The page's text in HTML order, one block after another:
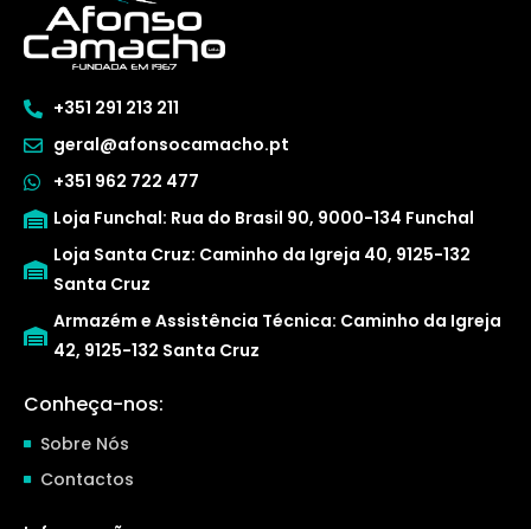
+351 291 213 211
geral@afonsocamacho.pt
+351 962 722 477
Loja Funchal: Rua do Brasil 90, 9000-134 Funchal
Loja Santa Cruz: Caminho da Igreja 40, 9125-132
Santa Cruz
Armazém e Assistência Técnica: Caminho da Igreja
42, 9125-132 Santa Cruz
Conheça-nos:
Sobre Nós
Contactos